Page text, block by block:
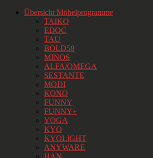
Übersicht Möbelprogramme
TAIKO
EDOC
TAU
BOLD58
MINOS
ALFA/OMEGA
SESTANTE
MODI
KONO
FUNNY
FUNNY+
YOGA
KYO
KYOLIGHT
ANYWARE
HAN